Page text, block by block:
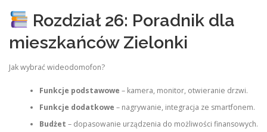
Rozdział 26: Poradnik dla
mieszkańców Zielonki
Jak wybrać wideodomofon?
Funkcje podstawowe – kamera, monitor, otwieranie drzwi.
Funkcje dodatkowe – nagrywanie, integracja ze smartfonem.
Budżet – dopasowanie urządzenia do możliwości finansowych.